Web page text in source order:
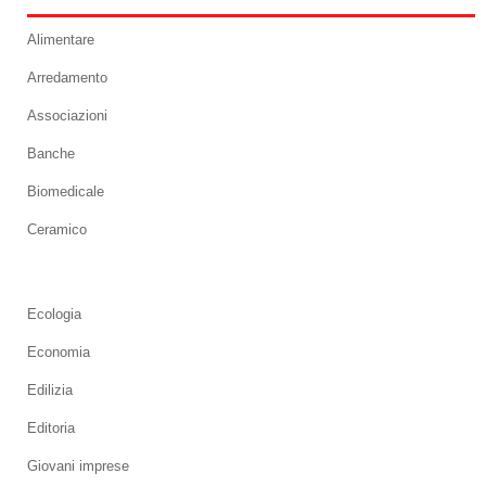
Alimentare
Arredamento
Associazioni
Banche
Biomedicale
Ceramico
Ecologia
Economia
Edilizia
Editoria
Giovani imprese